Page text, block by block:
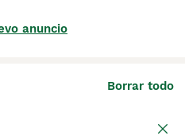
anuncio
Borrar todo